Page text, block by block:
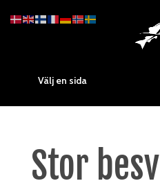
Välj en sida
Stor